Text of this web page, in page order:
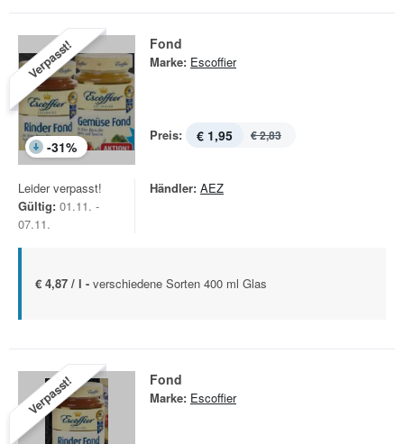
Verpasst!
-31%
Fond
Marke: Escoffier
Preis: € 1,95 € 2,83
Leider verpasst!
Gültig: 01.11. -
07.11.
Händler: AEZ
€ 4,87 / l - verschiedene Sorten 400 ml Glas
Verpasst! Fond
Marke: Escoffier